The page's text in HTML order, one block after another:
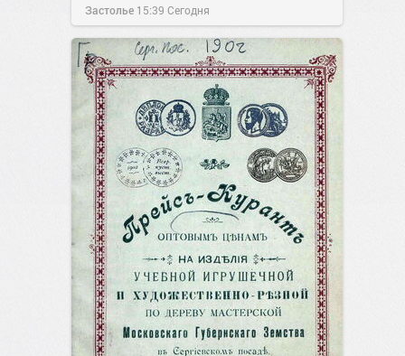
Застолье 15:39 Сегодня